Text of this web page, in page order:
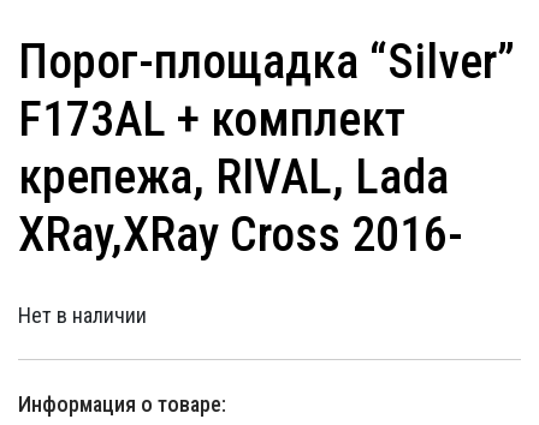
Порог-площадка “Silver”
F173AL + комплект
крепежа, RIVAL, Lada
XRay,XRay Cross 2016-
Нет в наличии
Информация о товаре: